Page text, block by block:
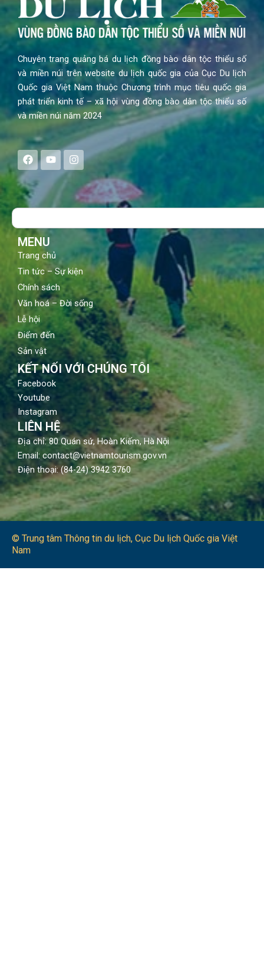
Chuyên trang quảng bá du lịch đồng bào dân tộc thiểu số
và miền núi trên website du lịch quốc gia của Cục Du lịch
Quốc gia Việt Nam thuộc Chương trình mục tiêu quốc gia
phát triển kinh tế – xã hội vùng đồng bào dân tộc thiểu số
và miền núi năm 2024
F
a
c
e
b
o
Y
o
u
t
u
b
I
n
s
a
g
Search
MENU
Trang chủ
Tin tức – Sự kiện
Chính sách
Văn hoá – Đời sống
Lễ hội
Điểm đến
Sản vật
KẾT NỐI VỚI CHÚNG TÔI
Facebook
Youtube
Instagram
LIÊN HỆ
Địa chỉ: 80 Quán sứ, Hoàn Kiếm, Hà Nội
Email: contact@vietnamtourism.gov.vn
Điện thoại: (84-24) 3942 3760
© Trung tâm Thông tin du lịch​, Cục Du lịch Quốc gia Việt
Nam